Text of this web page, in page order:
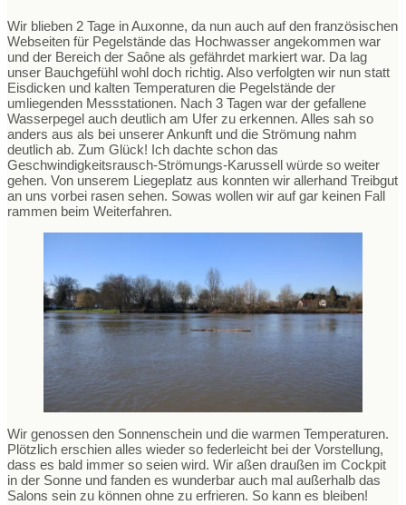
Wir blieben 2 Tage in Auxonne, da nun auch auf den französischen
Webseiten für Pegelstände das Hochwasser angekommen war
und der Bereich der Saône als gefährdet markiert war. Da lag
unser Bauchgefühl wohl doch richtig. Also verfolgten wir nun statt
Eisdicken und kalten Temperaturen die Pegelstände der
umliegenden Messstationen. Nach 3 Tagen war der gefallene
Wasserpegel auch deutlich am Ufer zu erkennen. Alles sah so
anders aus als bei unserer Ankunft und die Strömung nahm
deutlich ab. Zum Glück! Ich dachte schon das
Geschwindigkeitsrausch-Strömungs-Karussell würde so weiter
gehen. Von unserem Liegeplatz aus konnten wir allerhand Treibgut
an uns vorbei rasen sehen. Sowas wollen wir auf gar keinen Fall
rammen beim Weiterfahren.
Wir genossen den Sonnenschein und die warmen Temperaturen.
Plötzlich erschien alles wieder so federleicht bei der Vorstellung,
dass es bald immer so seien wird. Wir aßen draußen im Cockpit
in der Sonne und fanden es wunderbar auch mal außerhalb das
Salons sein zu können ohne zu erfrieren. So kann es bleiben!